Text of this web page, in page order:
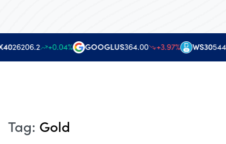
26206.2 +0.04% GOOGLUS364.00 +3.97% WS30
Tag: Gold